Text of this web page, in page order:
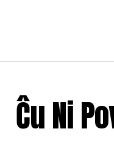
Ĉu Ni